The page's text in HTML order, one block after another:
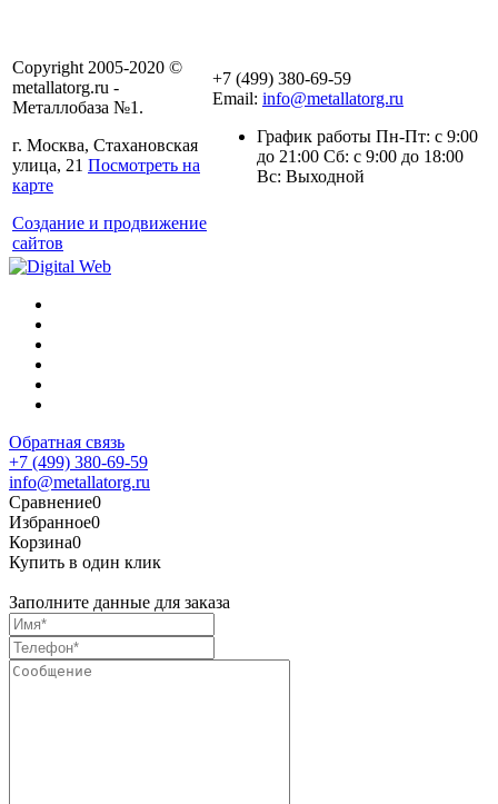
Copyright 2005-2020 ©
metallatorg.ru -
Металлобаза №1.
г. Москва, Стахановская
улица, 21 Посмотреть на
карте
Создание и продвижение
сайтов
+7 (499) 380-69-59
Email: info@metallatorg.ru
График работы Пн-Пт: с 9:00
до 21:00 Сб: с 9:00 до 18:00
Вс: Выходной
Обратная связь
+7 (499) 380-69-59
info@metallatorg.ru
Сравнение0
Избранное0
Корзина0
Купить в один клик
Заполните данные для заказа